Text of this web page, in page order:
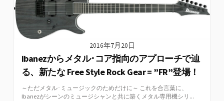
2016年7月20日
Ibanezからメタル･コア指向のアプローチで辿
る、新たな Free Style Rock Gear = ”FR”登場！
～ただメタル･ミュージックのためだけに～ これを合言葉に、
Ibanezがシーンのミュージシャンと共に築くメタル専用機シリ...